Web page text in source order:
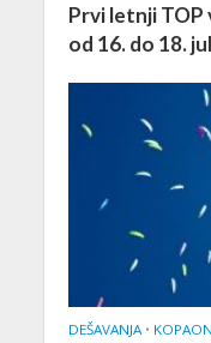
Prvi letnji TOP
od 16. do 18.
DEŠAVANJA •